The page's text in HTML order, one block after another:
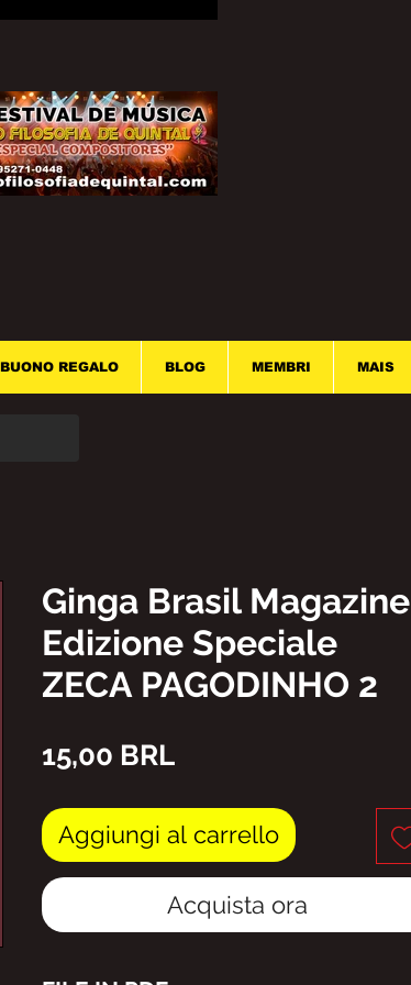
BUONO REGALO BLOG MEMBRI MAIS
Ginga Brasil Magazine
Edizione Speciale
ZECA PAGODINHO 2
15,00 BRLPrezzo
Aggiungi al carrello
Acquista ora